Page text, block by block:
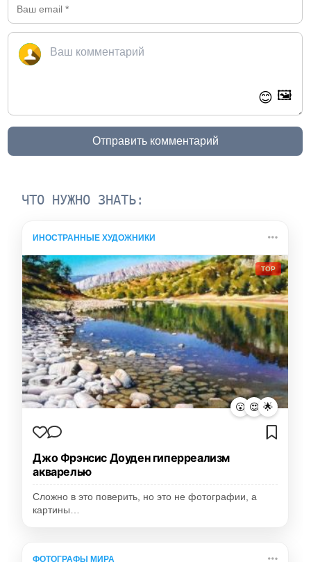
😊 🖼️
Отправить комментарий
ЧТО НУЖНО ЗНАТЬ:
ИНОСТРАННЫЕ ХУДОЖНИКИ
TOP
😮 😍 🌟
Джо Фрэнсис Доуден гиперреализм
акварелью
Сложно в это поверить, но это не фотографии, а
картины…
ФОТОГРАФЫ МИРА